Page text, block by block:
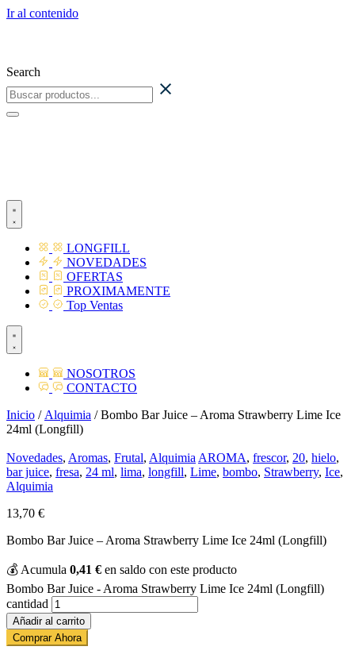
Ir al contenido
Search
LONGFILL
NOVEDADES
OFERTAS
PROXIMAMENTE
Top Ventas
NOSOTROS
CONTACTO
Inicio / Alquimia / Bombo Bar Juice – Aroma Strawberry Lime Ice
24ml (Longfill)
Novedades, Aromas, Frutal, Alquimia AROMA, frescor, 20, hielo,
bar juice, fresa, 24 ml, lima, longfill, Lime, bombo, Strawberry, Ice,
Alquimia
13,70 €
Bombo Bar Juice – Aroma Strawberry Lime Ice 24ml (Longfill)
💰 Acumula 0,41 € en saldo con este producto
Bombo Bar Juice - Aroma Strawberry Lime Ice 24ml (Longfill)
cantidad
Añadir al carrito
Comprar Ahora